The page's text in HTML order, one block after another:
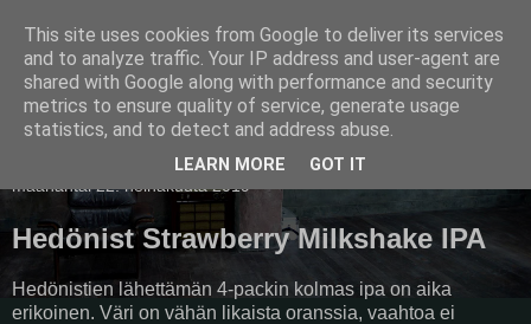
Pullollinen
maanantai 22. heinäkuuta 2019
Hedönist Strawberry Milkshake IPA
Hedönistien lähettämän 4-packin kolmas ipa on aika
erikoinen. Väri on vähän likaista oranssia, vaahtoa ei
This site uses cookies from Google to deliver its services
and to analyze traffic. Your IP address and user-agent are
shared with Google along with performance and security
metrics to ensure quality of service, generate usage
statistics, and to detect and address abuse.
LEARN MORE GOT IT